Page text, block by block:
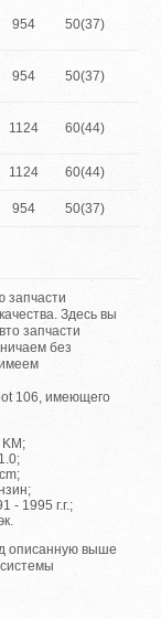
954 50(37)
954 50(37)
1124 60(44)
1124 60(44)
954 50(37)
Здесь вы
запчасти
без
106, имеющего
- 1995 г.г.;
описанную выше